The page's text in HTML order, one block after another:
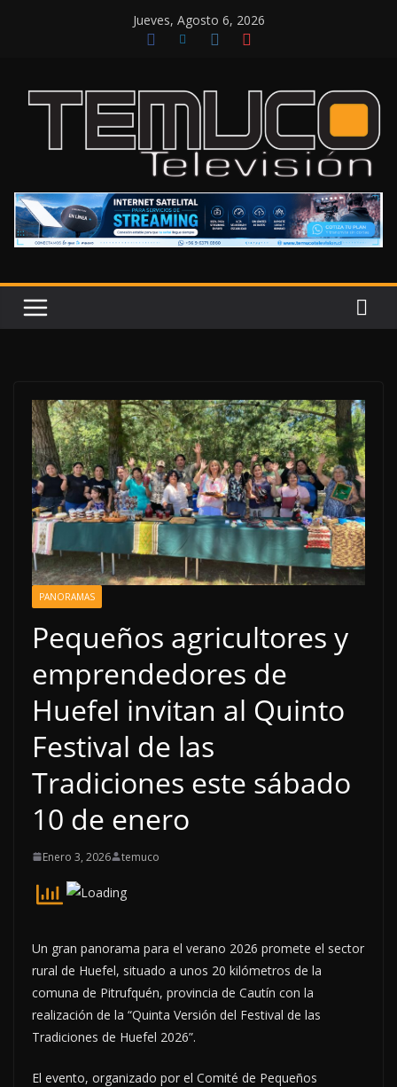
Jueves, Agosto 6, 2026
PANORAMAS
Pequeños agricultores y
emprendedores de
Huefel invitan al Quinto
Festival de las
Tradiciones este sábado
10 de enero
Enero 3, 2026 temuco
Un gran panorama para el verano 2026 promete el sector
rural de Huefel, situado a unos 20 kilómetros de la
comuna de Pitrufquén, provincia de Cautín con la
realización de la “Quinta Versión del Festival de las
Tradiciones de Huefel 2026”.
El evento, organizado por el Comité de Pequeños